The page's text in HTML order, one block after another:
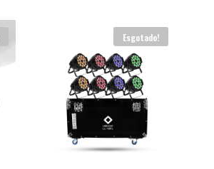
Esgotado!